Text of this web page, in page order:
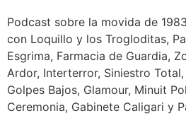
Podcast sobre la movida de
con Loquillo y los Trogloditas,
Esgrima, Farmacia de Guardia,
Ardor, Interterror, Siniestro Total,
Golpes Bajos, Glamour, Minuit
Ceremonia, Gabinete Caligari y